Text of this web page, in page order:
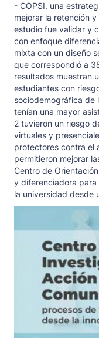
- COPSI, una
mejorar la retención
estudio fue validar y
con enfoque
mixta con un diseño
que correspondió a
resultados muestran
estudiantes con
sociodemográfica de
tenían una mayor
2 tuvieron un riesgo
virtuales y
protectores contra el
permitieron mejorar
Centro de
y diferenciadora para
la universidad desde